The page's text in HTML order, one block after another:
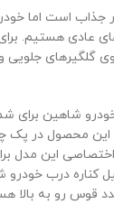
است اما
عادی هستیم.
گلگیرهای جلویی و
شاهین برای
محصول در پک
این مدل
کناره درب
قوس رو به بالا